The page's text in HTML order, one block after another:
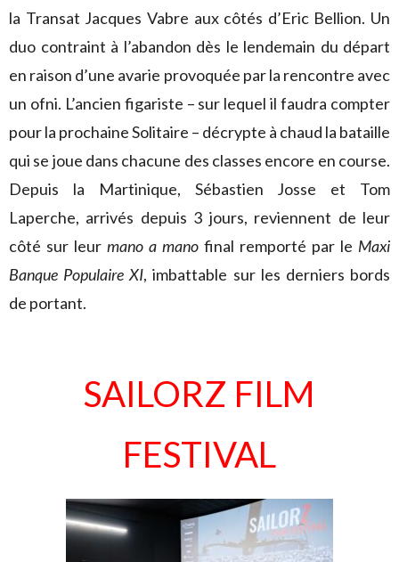
la Transat Jacques Vabre aux côtés d’Eric Bellion. Un
duo contraint à l’abandon dès le lendemain du départ
en raison d’une avarie provoquée par la rencontre avec
un ofni. L’ancien figariste – sur lequel il faudra compter
pour la prochaine Solitaire – décrypte à chaud la bataille
qui se joue dans chacune des classes encore en course.
Depuis la Martinique, Sébastien Josse et Tom
Laperche, arrivés depuis 3 jours, reviennent de leur
côté sur leur mano a mano final remporté par le Maxi
Banque Populaire XI, imbattable sur les derniers bords
de portant.
SAILORZ FILM
FESTIVAL